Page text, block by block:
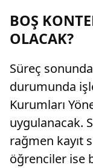
BOŞ
OLACAK?
Süreç
durumunda
Kurumları
uygulanacak.
rağmen kayıt
öğrenciler ise